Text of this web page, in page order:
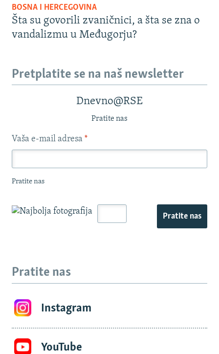
BOSNA I HERCEGOVINA
Šta su govorili zvaničnici, a šta se zna o
vandalizmu u Međugorju?
Pretplatite se na naš newsletter
Dnevno@RSE
Pratite nas
Vaša e-mail adresa *
Pratite nas
Pratite nas
Pratite nas
Instagram
YouTube